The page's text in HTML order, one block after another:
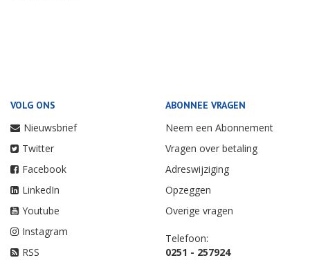
VOLG ONS
Nieuwsbrief
Twitter
Facebook
LinkedIn
Youtube
Instagram
RSS
ABONNEE VRAGEN
Neem een Abonnement
Vragen over betaling
Adreswijziging
Opzeggen
Overige vragen
Telefoon:
0251 - 257924